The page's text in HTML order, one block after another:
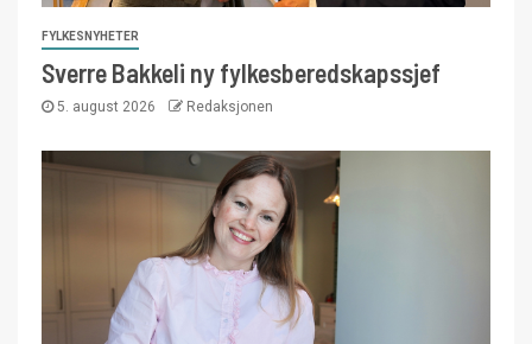
FYLKESNYHETER
Sverre Bakkeli ny fylkesberedskapssjef
5. august 2026 Redaksjonen